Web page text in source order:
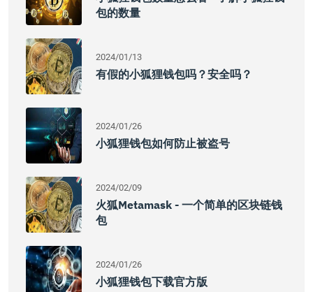
包的数量
2024/01/13
有假的小狐狸钱包吗？安全吗？
2024/01/26
小狐狸钱包如何防止被盗号
2024/02/09
火狐metamask - 一个简单的区块链钱
包
2024/01/26
小狐狸钱包下载官方版